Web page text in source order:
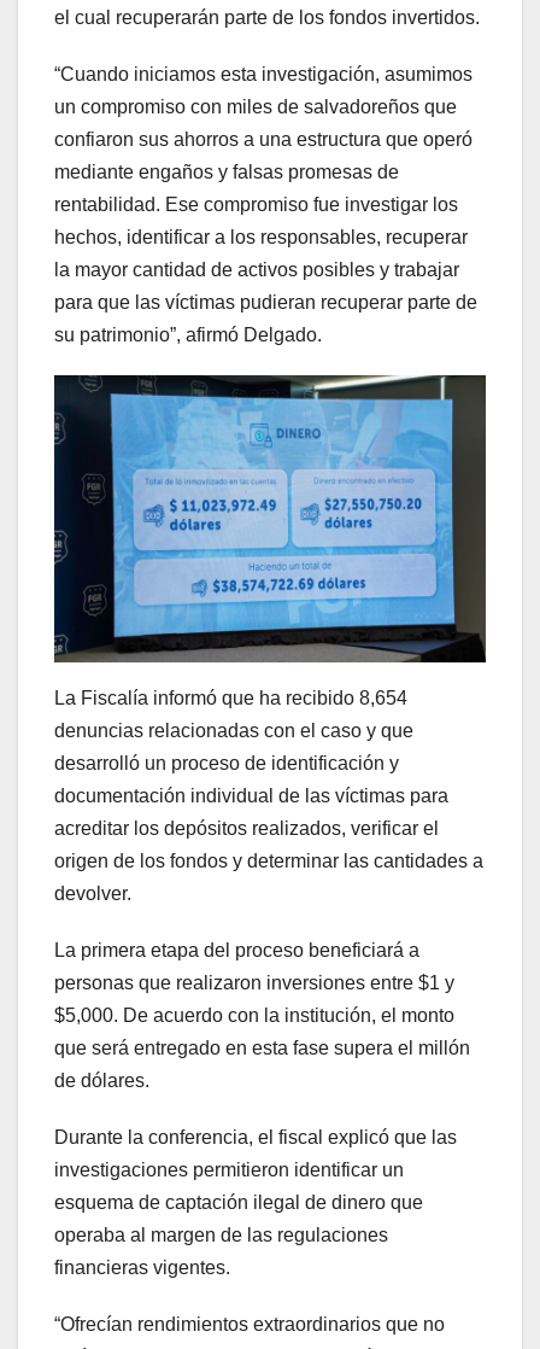
el cual recuperarán parte de los fondos invertidos.
“Cuando iniciamos esta investigación, asumimos
un compromiso con miles de salvadoreños que
confiaron sus ahorros a una estructura que operó
mediante engaños y falsas promesas de
rentabilidad. Ese compromiso fue investigar los
hechos, identificar a los responsables, recuperar
la mayor cantidad de activos posibles y trabajar
para que las víctimas pudieran recuperar parte de
su patrimonio”, afirmó Delgado.
La Fiscalía informó que ha recibido 8,654
denuncias relacionadas con el caso y que
desarrolló un proceso de identificación y
documentación individual de las víctimas para
acreditar los depósitos realizados, verificar el
origen de los fondos y determinar las cantidades a
devolver.
La primera etapa del proceso beneficiará a
personas que realizaron inversiones entre $1 y
$5,000. De acuerdo con la institución, el monto
que será entregado en esta fase supera el millón
de dólares.
Durante la conferencia, el fiscal explicó que las
investigaciones permitieron identificar un
esquema de captación ilegal de dinero que
operaba al margen de las regulaciones
financieras vigentes.
“Ofrecían rendimientos extraordinarios que no